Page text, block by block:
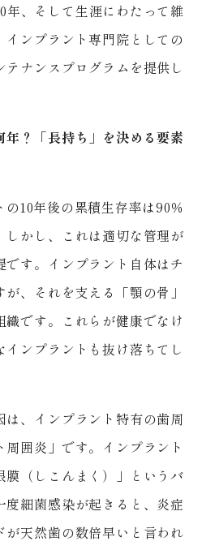
年、そして生涯にわたって維
ンプラント専門院としての
ナンスプログラムを提供し
？「長持ち」を決める要素
の10年後の累積生存率は90％
かし、これは適切な管理が
す。インプラント自体はチ
、それを支える「顎の骨」
です。これらが健康でなけ
ンプラントも抜け落ちてし
、インプラント特有の歯周
囲炎」です。インプラント
膜（しこんまく）」というバ
度細菌感染が起きると、炎症
が天然歯の数倍早いと言われ